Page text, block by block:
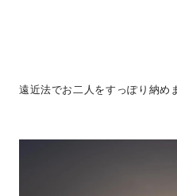
遠近法でお二人をすっぽり納め